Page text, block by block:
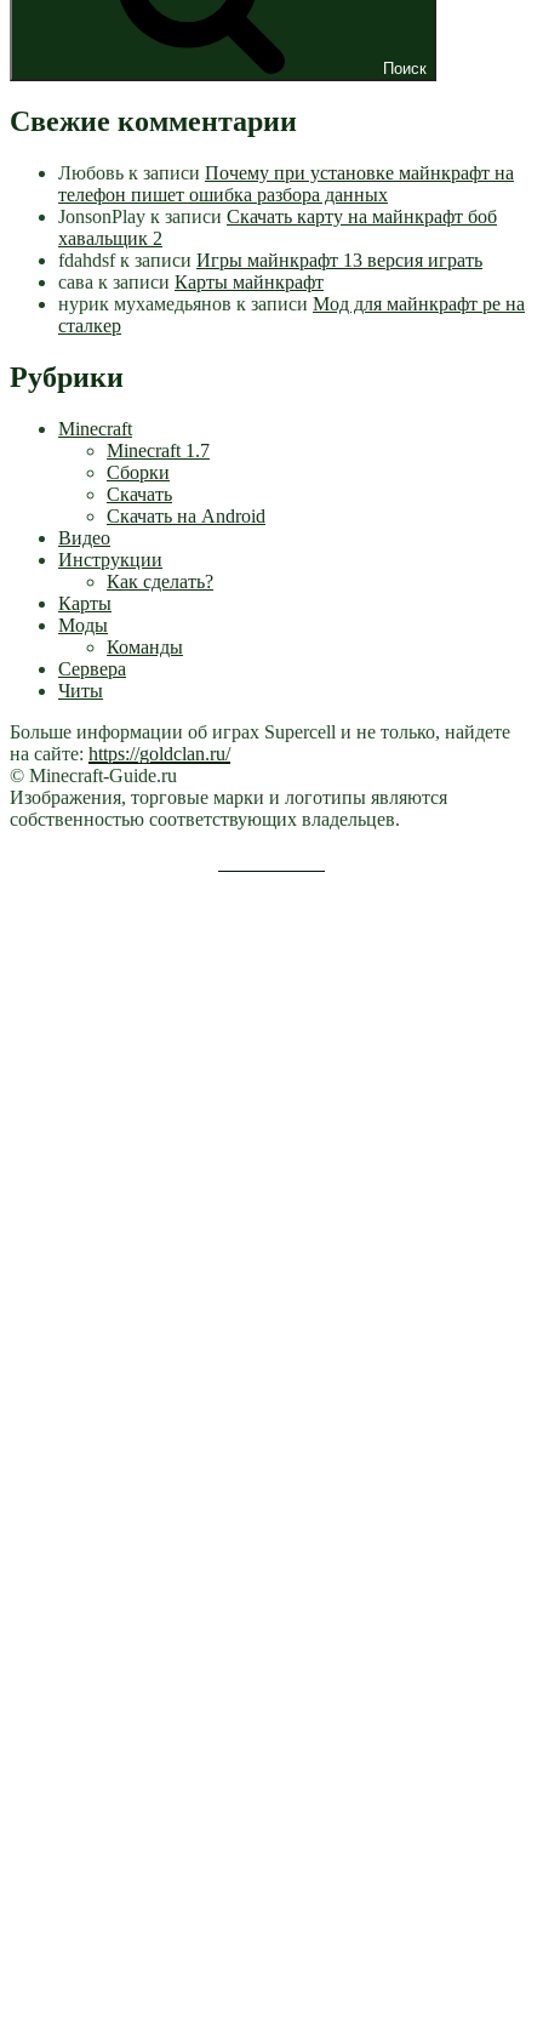
Поиск
Свежие комментарии
Любовь к записи Почему при установке майнкрафт на
телефон пишет ошибка разбора данных
JonsonPlay к записи Скачать карту на майнкрафт боб
хавальщик 2
fdahdsfк записи Игры майнкрафт 13 версия играть
сава к записи Карты майнкрафт
нурик мухамедьянов к записи Мод для майнкрафт pe на
сталкер
Рубрики
Minecraft
Minecraft 1.7
Сборки
Скачать
Скачать на Android
Видео
Инструкции
Как сделать?
Карты
Моды
Команды
Сервера
Читы
Больше информации об играх Supercell и не только, найдете
на сайте: https://goldclan.ru/
© Minecraft-Guide.ru
Изображения, торговые марки и логотипы являются
собственностью соответствующих владельцев.